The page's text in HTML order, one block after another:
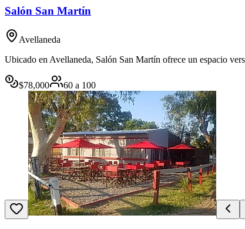
Salón San Martín
Avellaneda
Ubicado en Avellaneda, Salón San Martín ofrece un espacio
$78,000 60 a 100